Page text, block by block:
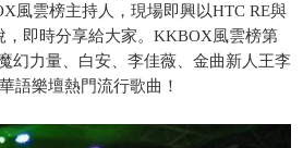
風雲榜主持人，現場即興以HTC RE與
即時分享給大家。KKBOX風雲榜第
幻力量、白安、李佳薇、金曲新人王李
語樂壇熱門流行歌曲！